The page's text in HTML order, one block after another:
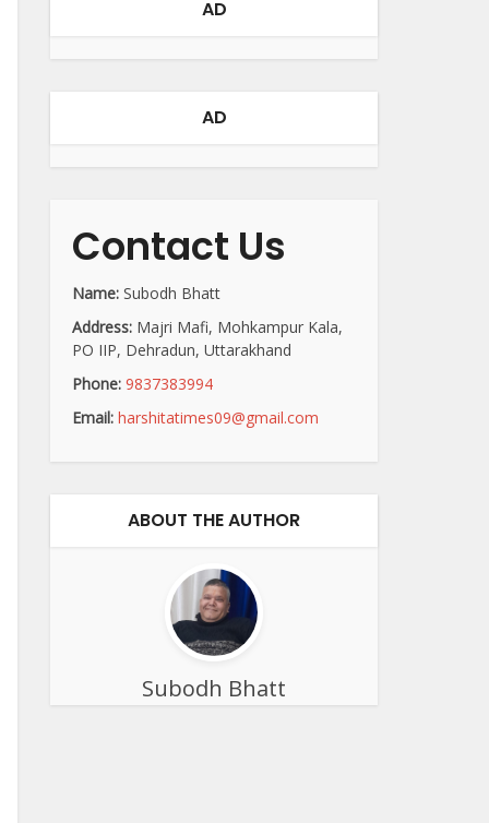
AD
AD
Contact Us
Name: Subodh Bhatt
Address: Majri Mafi, Mohkampur Kala,
PO IIP, Dehradun, Uttarakhand
Phone: 9837383994
Email: harshitatimes09@gmail.com
ABOUT THE AUTHOR
Subodh Bhatt